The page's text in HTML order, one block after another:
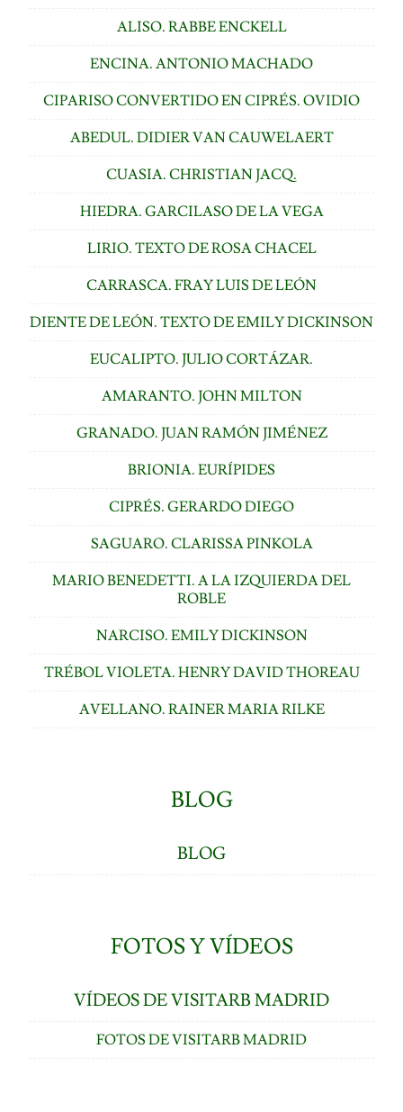
ALISO. RABBE ENCKELL
ENCINA. ANTONIO MACHADO
CIPARISO CONVERTIDO EN CIPRÉS. OVIDIO
ABEDUL. DIDIER VAN CAUWELAERT
CUASIA. CHRISTIAN JACQ.
HIEDRA. GARCILASO DE LA VEGA
LIRIO. TEXTO DE ROSA CHACEL
CARRASCA. FRAY LUIS DE LEÓN
DIENTE DE LEÓN. TEXTO DE EMILY DICKINSON
EUCALIPTO. JULIO CORTÁZAR.
AMARANTO. JOHN MILTON
GRANADO. JUAN RAMÓN JIMÉNEZ
BRIONIA. EURÍPIDES
CIPRÉS. GERARDO DIEGO
SAGUARO. CLARISSA PINKOLA
MARIO BENEDETTI. A LA IZQUIERDA DEL
ROBLE
NARCISO. EMILY DICKINSON
TRÉBOL VIOLETA. HENRY DAVID THOREAU
AVELLANO. RAINER MARIA RILKE
BLOG
BLOG
FOTOS Y VÍDEOS
VÍDEOS DE VISITARB MADRID
FOTOS DE VISITARB MADRID